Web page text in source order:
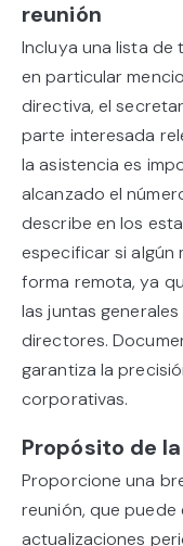
reunión
Incluya una lista de
en particular
directiva, el
parte interesada
la asistencia es
alcanzado el
describe en los
especificar si algún
forma remota, ya
las juntas
directores.
garantiza la
corporativas.
Propósito de
Proporcione una
reunión, que
actualizaciones